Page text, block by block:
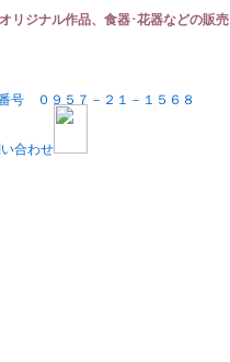
リジナル作品、食器･花器などの販売